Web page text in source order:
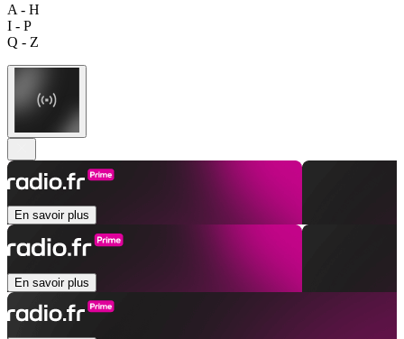
A - H
I - P
Q - Z
En savoir plus
En savoir plus